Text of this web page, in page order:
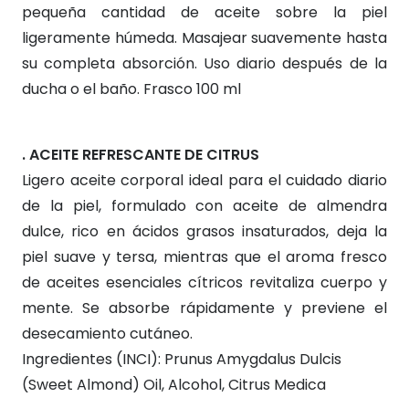
pequeña cantidad de aceite sobre la piel
ligeramente húmeda. Masajear suavemente hasta
su completa absorción. Uso diario después de la
ducha o el baño. Frasco 100 ml
. ACEITE REFRESCANTE DE CITRUS
Ligero aceite corporal ideal para el cuidado diario
de la piel, formulado con aceite de almendra
dulce, rico en ácidos grasos insaturados, deja la
piel suave y tersa, mientras que el aroma fresco
de aceites esenciales cítricos revitaliza cuerpo y
mente. Se absorbe rápidamente y previene el
desecamiento cutáneo.
Ingredientes (INCI): Prunus Amygdalus Dulcis
(Sweet Almond) Oil, Alcohol, Citrus Medica